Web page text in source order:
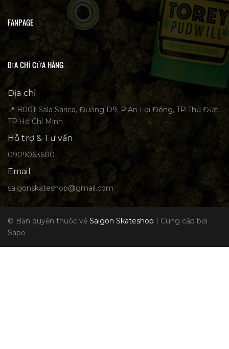
FANPAGE
ĐỊA CHỈ CỬA HÀNG
Địa chỉ
📍 B001-Sala Sarica, Đường D9, P.An Lợi Đông, TP.Thủ Đức
TP.Hồ Chí Minh
Hỗ trợ & Tư vấn
0909063600
Email
saigonskateshop@gmail.com
© Bản quyền thuộc về Saigon Skateshop | Cung cấp bởi
Sapo